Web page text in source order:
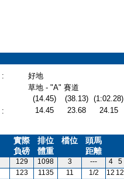
:
好地
草地 - "A" 賽道
(14.45) (38.13) (1:02.28)
:
14.45 23.68 24.15
實際
負磅
排位
體重
檔位
頭馬
距離
129 1098 3 --- 4 5
123 1135 11 1/2 12 12